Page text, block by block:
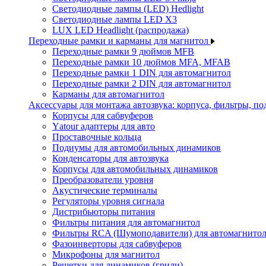
Светодиодные лампы (LED) Hedlight
Светодиодные лампы LED X3
LUX LED Headlight (распродажа)
Переходные рамки и карманы для магнитол
Переходные рамки 9 дюймов MFB
Переходные рамки 10 дюймов MFA, MFAB
Переходные рамки 1 DIN для автомагнитол
Переходные рамки 2 DIN для автомагнитол
Карманы для автомагнитол
Аксессуары для монтажа автозвука: корпуса, фильтры,
Корпусы для сабвуферов
Yаtour адаптеры для авто
Проставочные кольца
Подиумы для автомобильных динамиков
Конденсаторы для автозвука
Корпусы для автомобильных динамиков
Преобразователи уровня
Акустические терминалы
Регуляторы уровня сигнала
Дистрибьюторы питания
Фильтры питания для автомагнитол
Фильтры RCA (Шумоподавители) для автомагнитол
Фазоинверторы для сабвуферов
Микрофоны для магнитол